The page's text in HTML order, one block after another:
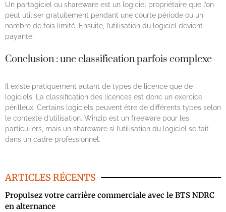
Un partagiciel ou shareware est un logiciel propriétaire que l’on
peut utiliser gratuitement pendant une courte période ou un
nombre de fois limité. Ensuite, l’utilisation du logiciel devient
payante.
Conclusion : une classification parfois complexe
Il existe pratiquement autant de types de licence que de
logiciels. La classification des licences est donc un exercice
périlleux. Certains logiciels peuvent être de différents types selon
le contexte d’utilisation. Winzip est un freeware pour les
particuliers, mais un shareware si l’utilisation du logiciel se fait
dans un cadre professionnel.
ARTICLES RÉCENTS
Propulsez votre carrière commerciale avec le BTS NDRC
en alternance